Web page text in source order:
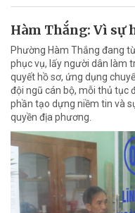
Hàm Thắng: Vì sự
Phường Hàm Thắng đang
phục vụ, lấy người dân làm
quyết hồ sơ, ứng dụng
đội ngũ cán bộ, mỗi thủ tục
phần tạo dựng niềm tin và
quyền địa phương.